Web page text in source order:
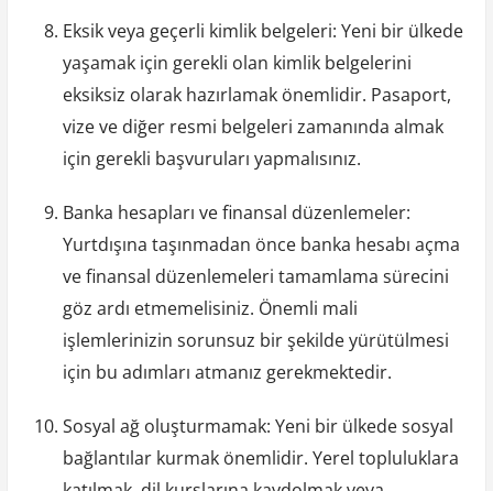
Eksik veya geçerli kimlik belgeleri: Yeni bir ülkede
yaşamak için gerekli olan kimlik belgelerini
eksiksiz olarak hazırlamak önemlidir. Pasaport,
vize ve diğer resmi belgeleri zamanında almak
için gerekli başvuruları yapmalısınız.
Banka hesapları ve finansal düzenlemeler:
Yurtdışına taşınmadan önce banka hesabı açma
ve finansal düzenlemeleri tamamlama sürecini
göz ardı etmemelisiniz. Önemli mali
işlemlerinizin sorunsuz bir şekilde yürütülmesi
için bu adımları atmanız gerekmektedir.
Sosyal ağ oluşturmamak: Yeni bir ülkede sosyal
bağlantılar kurmak önemlidir. Yerel topluluklara